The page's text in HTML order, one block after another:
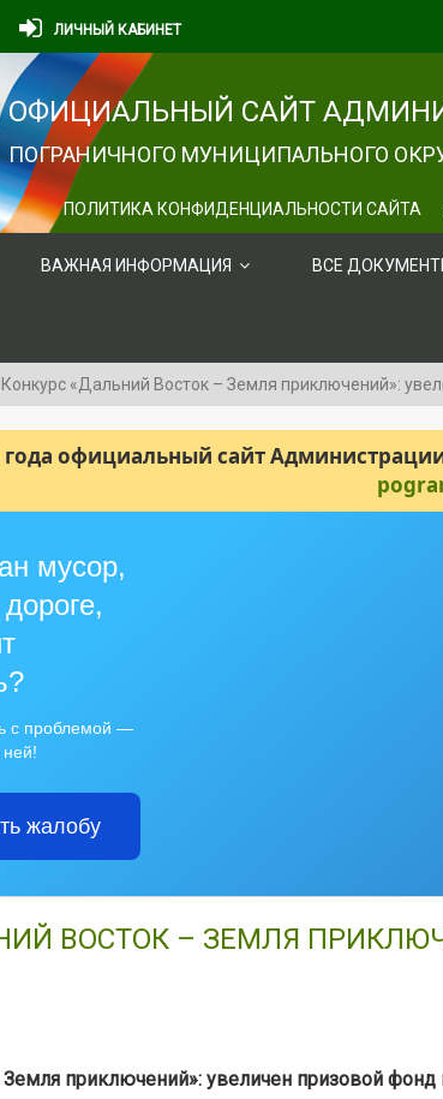
ЛИЧНЫЙ КАБИНЕТ
ОФИЦИАЛЬНЫЙ САЙТ
ПОГРАНИЧНОГО МУНИЦИПАЛЬНОГО
ПОЛИТИКА КОНФИДЕНЦИАЛЬНОСТИ САЙТА
ВАЖНАЯ ИНФОРМАЦИЯ ВСЕ
Конкурс «Дальний Восток – Земля приключений»:
официальный сайт
мусор,
с проблемой —
жалобу
ВОСТОК – ЗЕМЛЯ
приключений»: увеличен призовой фонд